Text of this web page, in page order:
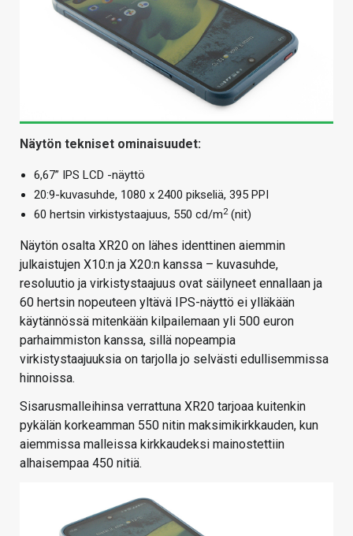
Näytön tekniset ominaisuudet:
6,67” IPS LCD -näyttö
20:9-kuvasuhde, 1080 x 2400 pikseliä, 395 PPI
60 hertsin virkistystaajuus, 550 cd/m2(nit)
Näytön osalta XR20 on lähes identtinen aiemmin
julkaistujen X10:n ja X20:n kanssa – kuvasuhde,
resoluutio ja virkistystaajuus ovat säilyneet ennallaan ja
60 hertsin nopeuteen yltävä IPS-näyttö ei ylläkään
käytännössä mitenkään kilpailemaan yli 500 euron
parhaimmiston kanssa, sillä nopeampia
virkistystaajuuksia on tarjolla jo selvästi edullisemmissa
hinnoissa.
Sisarusmalleihinsa verrattuna XR20 tarjoaa kuitenkin
pykälän korkeamman 550 nitin maksimikirkkauden, kun
aiemmissa malleissa kirkkaudeksi mainostettiin
alhaisempaa 450 nitiä.